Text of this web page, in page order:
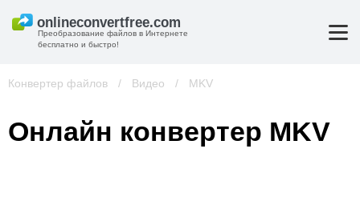
Преобразование файлов в Интернете
бесплатно и быстро!
Конвертер файлов / Видео / MKV
Онлайн конвертер MKV